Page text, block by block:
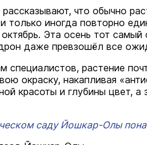
рассказывают, что обычно
только иногда повторно
Эта осень тот
даже превзошёл все
специалистов, растение
окраску, накапливая
красоты и глубины цвет,
саду Йошкар-Олы